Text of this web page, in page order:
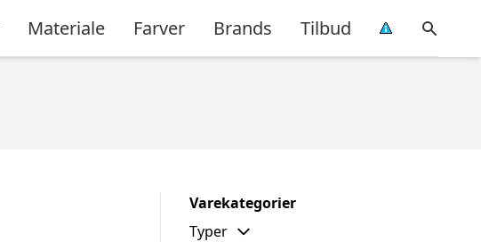
Materiale Farver Brands Tilbud
Varekategorier
Typer